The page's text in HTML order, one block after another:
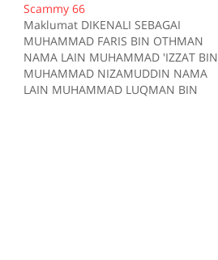
Scammy 66
Maklumat DIKENALI SEBAGAI
MUHAMMAD FARIS BIN OTHMAN
NAMA LAIN MUHAMMAD 'IZZAT BIN
MUHAMMAD NIZAMUDDIN NAMA
LAIN MUHAMMAD LUQMAN BIN